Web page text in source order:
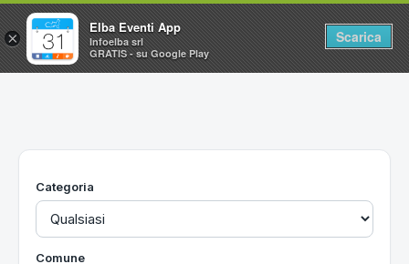
Home
Utilità
Categoria
Comune
×
Elba Eventi App
Infoelba srl
GRATIS - su Google Play
Scarica